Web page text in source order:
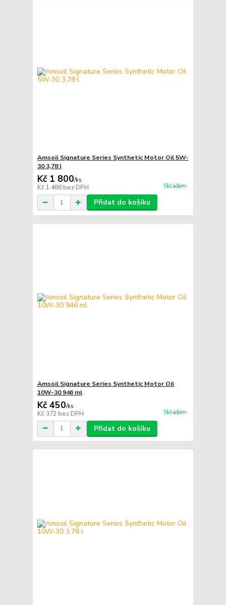
Amsoil Signature Series Synthetic Motor Oil 5W-
30 3,78 l
Kč 1 800/ks
Kč 1 488 bez DPH Skladem
Přidat do košíku
Amsoil Signature Series Synthetic Motor Oil
10W-30 946 ml
Kč 450/ks
Kč 372 bez DPH Skladem
Přidat do košíku